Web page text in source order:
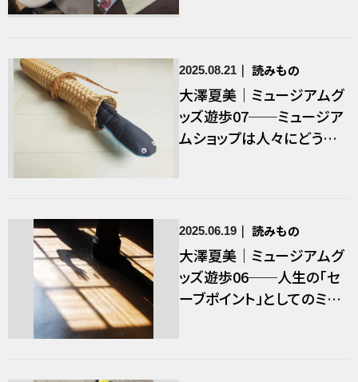
2025.08.21 読みもの
大澤夏美｜ミュージアムグ
ッズ遊歩07──ミュージア
ムショップは人々にどう受
2025.06.19 読みもの
大澤夏美｜ミュージアムグ
ッズ遊歩06──人生の「セ
ーブポイント」としてのミュ